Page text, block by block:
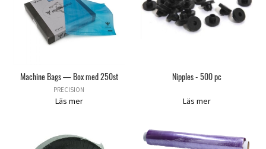
Machine Bags — Box med 250st
PRECISION
Läs mer
Nipples - 500 pc
Läs mer